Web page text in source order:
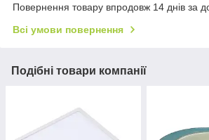
Повернення товару впродовж 14 днів за
Всі умови повернення
Подібні товари компанії